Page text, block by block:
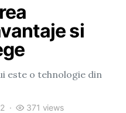
si
este o tehnologie din
371 views